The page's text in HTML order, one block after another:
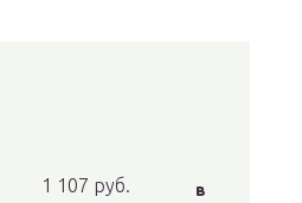
1 107 руб.
в